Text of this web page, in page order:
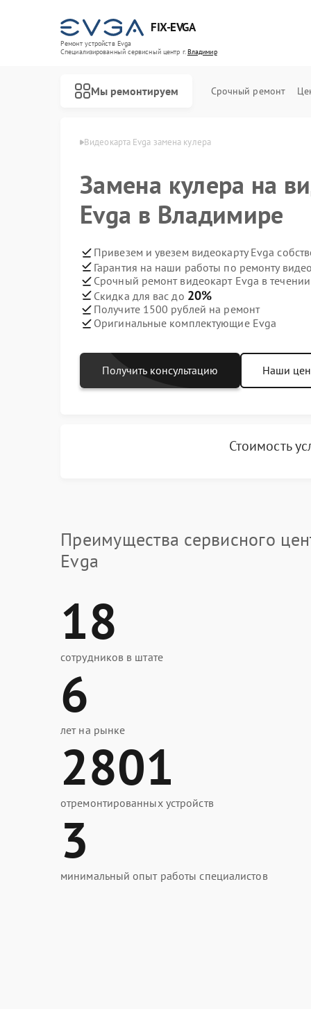
FIX-EVGA
Ремонт устройств Evga
Специализированный cервисный центр г.Владимир
Мы ремонтируем Срочный ремонт
Evga в Владимире Видеокарта Evga замена кулера
Замена кулера на
Evga в Владимире
Привезем и увезем видеокарту Evga
Гарантия на наши работы по ремонту
Срочный ремонт видеокарт Evga в течении
Скидка для вас до 20%
Получите 1500 рублей на ремонт
Оригинальные комплектующие Evga
Получить консультацию Наши
Стоимость
Преимущества сервисного
Evga
18
сотрудников в штате
6
лет на рынке
2801
отремонтированных устройств
3
минимальный опыт работы специалистов